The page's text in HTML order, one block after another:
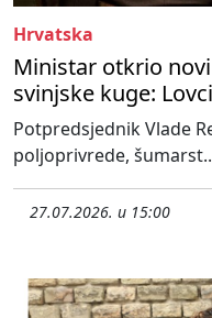
Hrvatska
Ministar otkrio
svinjske kuge:
Potpredsjednik Vlade
poljoprivrede,
27.07.2026. u 15:00